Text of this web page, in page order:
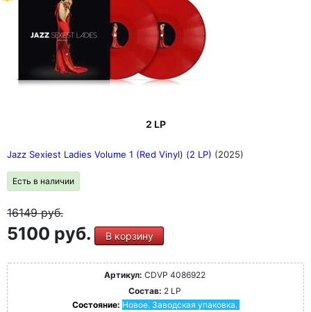
2 LP
Jazz Sexiest Ladies Volume 1 (Red Vinyl) (2 LP) (2025)
Есть в наличии
16149руб.
5100 руб. В корзину
Артикул: CDVP 4086922
Состав: 2 LP
Состояние: Новое. Заводская упаковка.